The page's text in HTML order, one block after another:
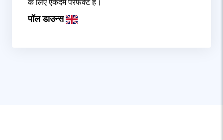
के लिए एकदम परफेक्ट है।
पॉल डाउन्स